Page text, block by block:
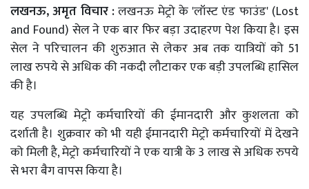
लखनऊ, अमृत विचार :लखनऊ मेट्रो के 'लॉस्ट एंड फाउंड' (Lost
and Found) सेल ने एक बार फिर बड़ा उदाहरण पेश किया है। इस
सेल ने परिचालन की शुरुआत से लेकर अब तक यात्रियों को 51
लाख रुपये से अधिक की नकदी लौटाकर एक बड़ी उपलब्धि हासिल
की है।
यह उपलब्धि मेट्रो कर्मचारियों की ईमानदारी और कुशलता को
दर्शाती है। शुक्रवार को भी यही ईमानदारी मेट्रो कर्मचारियों में देखने
को मिली है, मेट्रो कर्मचारियों ने एक यात्री के 3 लाख से अधिक रुपये
से भरा बैग वापस किया है।